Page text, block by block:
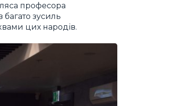
професора
багато зусиль
цих народів.